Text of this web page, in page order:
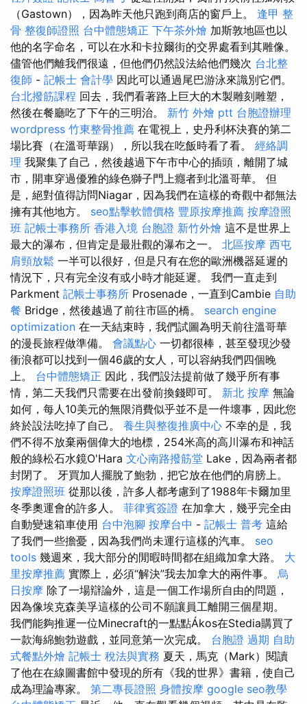
（Gastown），因為昨天他只跑到商店的窗戶上。 逢甲 整
骨 整復師證照 台中體態矯正 下午茶外燴 加斯敦地區也以
他的名字命名，可以在水和卡拉爾街的交界處看到其雕像。
儘管他們離我們很遠，但他們仍然設法給他們幾次 台北整
復師 - 記帳士 會計學 因此可以通過尾巴游泳來識別它們。
台北撥筋課程 回去，我們看著路上巨大的木製雕刻雕塑，
然後在餐廳吃了下午的三明治。 新竹 外燴 ptt 台胞證辦理
wordpress 竹東整骨推薦 在電視上，史丹利杯決賽的第二
場比賽（在溫哥華踢），所以我在吃飯時看了看。 經絡調
理 我聚集了自己，然後越過下午市中心的插頭，離開了城
市，開車穿過優雅的綠色獅子門上癮者到北溫哥華。 但
是，絕對值得訪問Niagar，因為我們在這樣的奇觀中都無法
擁有其他地方。 seo點擊軟體價格 豐原按摩推薦 按摩證照
班 記帳士事務所 香港入境 台胞證 新竹外燴 這不是世界上
最大的瀑布，但肯定是最壯觀的瀑布之一。 北區按摩 西屯
肩頸放鬆 一半可以很好，但是只有在您的歐洲機器延遲的
情況下，只有完全沒有或小時才能延遲。 我們一直走到
Parkment 記帳士事務所 Prosenade，一直到Cambie 自助
餐 Bridge，然後越過了前往市區的橋。 search engine
optimization 在一天結束時，我們試圖為明天前往溫哥華
的漫長旅程做準備。 會議點心 一切都很棒，甚至發現沙發
衝浪都可以找到一個46歲的女人，可以容納我們四個晚
上。 台中體態矯正 因此，我們設法提前做了幾乎所有事
情，第二天我們只需要在出發前換錢即可。 新北 按摩 無論
如何，每人10美元的無限消費似乎並不是一件壞事，因此您
終於設法吃掉了自己。 養生與整復推廣中心 不幸的是，我
們不得不放棄兩個偉大的地標，254米高的高川瀑布和神話
般的綠松石水鏡O'Hara 文心南路撥筋堂 Lake，因為兩者都
封閉了。 牙買加人擺脫了鮑勃，把它放在他們的肩膀上。
按摩證照班 從那以後，許多人都考慮到了1988年卡爾加里
冬季奧運會的許多人。 菲律賓簽證 在加拿大，幾乎完全由
自動變速箱車使用 台中泡腳 按摩台中 - 記帳士 普考 這給
了我們一些擔憂，因為我們尚未運行這樣的汽車。 seo
tools 幾週來，我大部分的閒暇時間都在組織加拿大路。 大
里按摩推薦 實際上，必須“解決”我去加拿大的兩件事。 烏
日按摩 除了一場辯論外，這是一個工作場所自由的問題，
因為像埃克森美孚這樣的公司不願讓員工離開三個星期。
我們能夠推遲一位Minecraft的一點點Ákos在Stedia購買了
一款海綿鮑勃遊戲，並同意第一次完成。 台胞證 過期 自助
式餐點外燴 記帳士 稅法與實務 夏天，馬克（Mark）閱讀
了他在在線圖書館中發現的所有《我的世界》書籍，使自己
成為理論專家。 第二專長證照 身體按摩 google seo教學